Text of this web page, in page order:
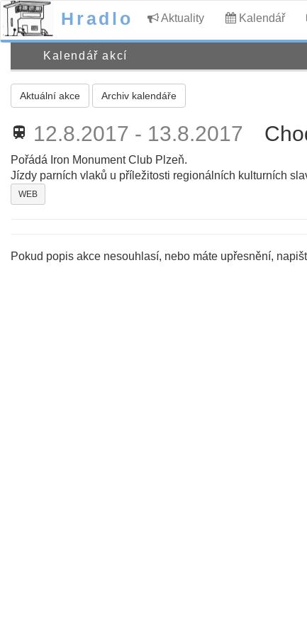
Hradlo Aktuality Kalendář
Kalendář akcí
Aktuální akce Archiv kalendáře
train 12.8.2017 - 13.8.2017
Pořádá Iron Monument Club Plzeň.
Jízdy parních vlaků u příležitosti regionálních kulturních
WEB
Pokud popis akce nesouhlasí, nebo máte upřesnění,